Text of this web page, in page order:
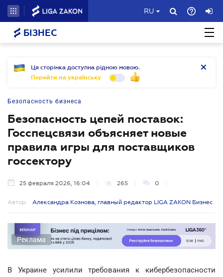
RU
БІЗНЕС
Ця сторінка доступна рідною мовою.
Перейти на українську
Безопасность бизнеса
Безопасность цепей поставок:
Госспецсвязи объясняет новые
правила игры для поставщиков
госсектору
25 февраля 2026, 16:04 265 0
Автор: Александра Кознова, главный редактор LIGA ZAKON Бизнес
Реклама
В Украине усилили требования к кибербезопасности